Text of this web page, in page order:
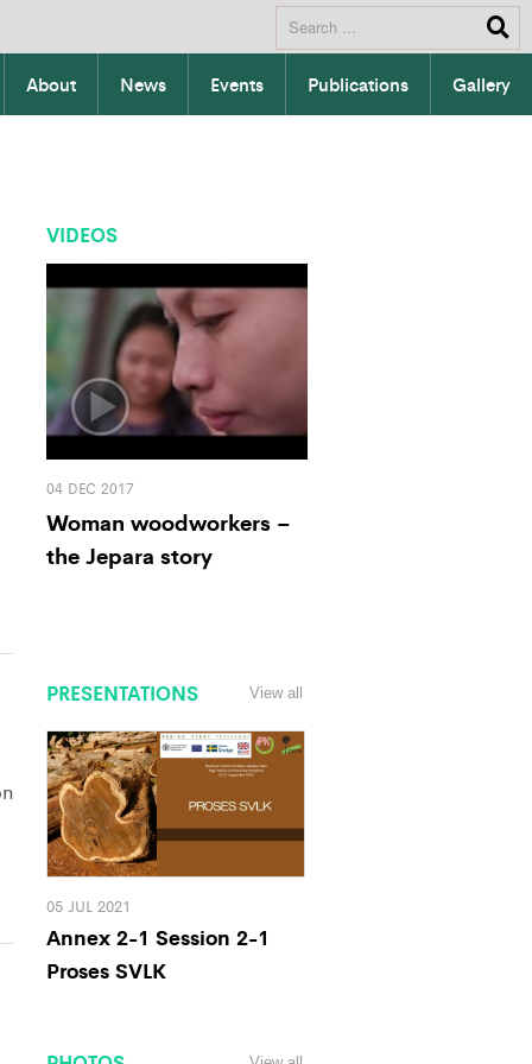
About News Events Publications Gallery
VIDEOS
04 DEC 2017
Woman woodworkers –
the Jepara story
PRESENTATIONS View all
05 JUL 2021
Annex 2-1 Session 2-1
Proses SVLK